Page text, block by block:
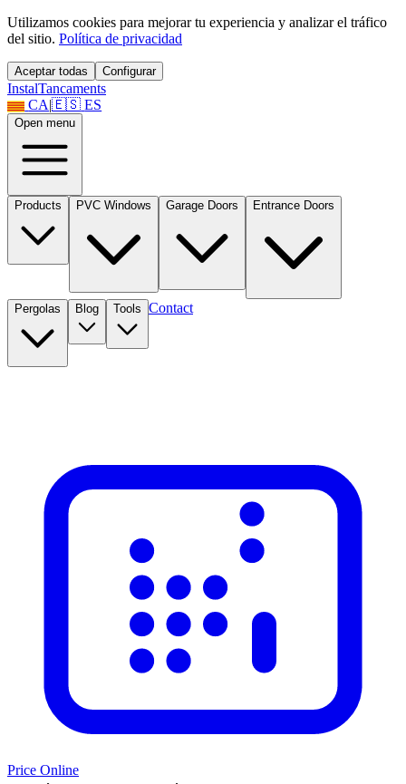
Utilizamos cookies para mejorar tu experiencia y analizar el tráfico
del sitio. Política de privacidad
Aceptar todas Configurar
InstalTancaments
CA|🇪🇸 ES
Open menu
Products PVC Windows Garage Doors Entrance Doors
Pergolas Blog Tools Contact
Price Online